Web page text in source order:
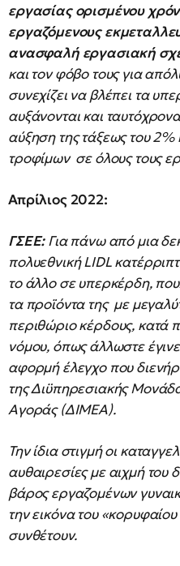
εργασίας ορισμένου
εργαζόμενους
ανασφαλή εργασιακή
και τον φόβο τους για
συνεχίζει να βλέπει τα
αυξάνονται και
αύξηση της τάξεως του 2%
τροφίμων σε όλους τους
Απρίλιος 2022:
ΓΣΕΕ:Για πάνω από μια
πολυεθνική LIDL
το άλλο σε υπερκέρδη,
τα προϊόντα της με
περιθώριο κέρδους, κατά
νόμου, όπως άλλωστε
αφορμή έλεγχο που
της Διϋπηρεσιακής
Αγοράς (ΔΙΜΕΑ).
Την ίδια στιγμή οι
αυθαιρεσίες με αιχμή του
βάρος εργαζομένων
την εικόνα του
συνθέτουν.